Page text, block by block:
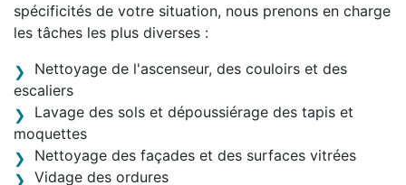
spécificités de votre situation, nous prenons en charge
les tâches les plus diverses :
Nettoyage de l'ascenseur, des couloirs et des
escaliers
Lavage des sols et dépoussiérage des tapis et
moquettes
Nettoyage des façades et des surfaces vitrées
Vidage des ordures